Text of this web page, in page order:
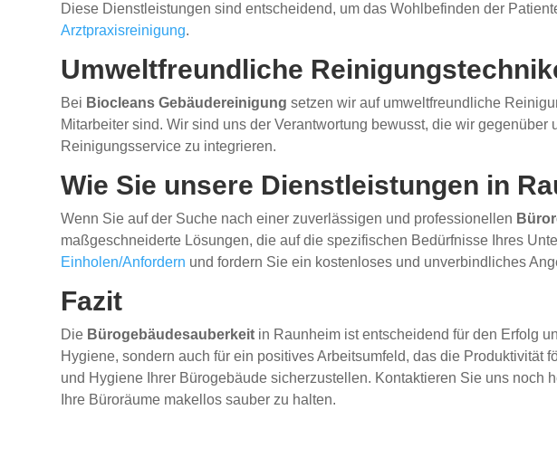
Diese Dienstleistungen sind entscheidend, um das Wohlbefinden der
Arztpraxisreinigung.
Umweltfreundliche
Bei Biocleans Gebäudereinigung setzen wir auf umweltfreundliche
Mitarbeiter sind. Wir sind uns der Verantwortung bewusst, die wir
Reinigungsservice zu integrieren.
Wie Sie unsere Dienstleistungen in
Wenn Sie auf der Suche nach einer zuverlässigen und professionellen
maßgeschneiderte Lösungen, die auf die spezifischen Bedürfnisse Ihres
Einholen/Anfordern und fordern Sie ein kostenloses und unverbindliches
Fazit
Die Bürogebäudesauberkeit in Raunheim ist entscheidend für den Erfolg
Hygiene, sondern auch für ein positives Arbeitsumfeld, das die Produktivität
und Hygiene Ihrer Bürogebäude sicherzustellen. Kontaktieren Sie uns noch
Ihre Büroräume makellos sauber zu halten.